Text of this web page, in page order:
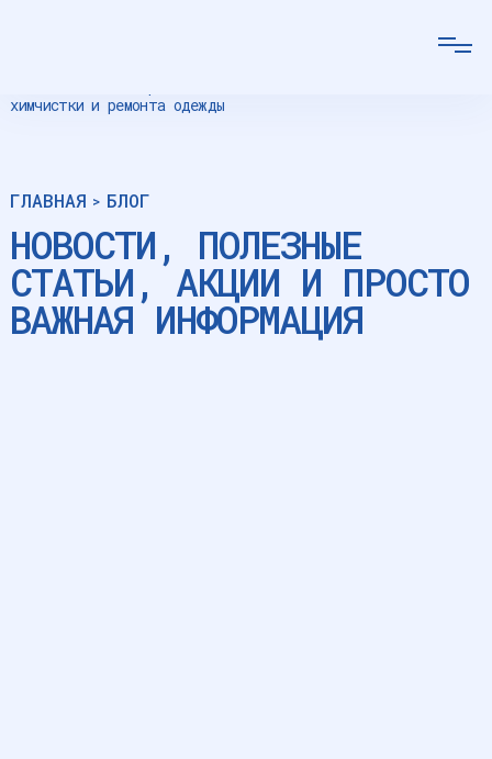
химчистки и ремонта одежды
ГЛАВНАЯ > БЛОГ
НОВОСТИ, ПОЛЕЗНЫЕ
СТАТЬИ, АКЦИИ И ПРОСТО
ВАЖНАЯ ИНФОРМАЦИЯ